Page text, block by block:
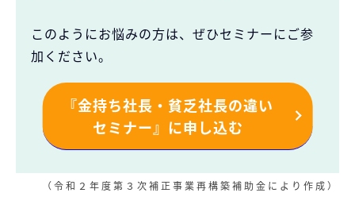
このようにお悩みの方は、ぜひセミナーにご参
加ください。
『金持ち社長・貧乏社長の違い
セミナー』に申し込む
（令和２年度第３次補正事業再構築補助金により作成）